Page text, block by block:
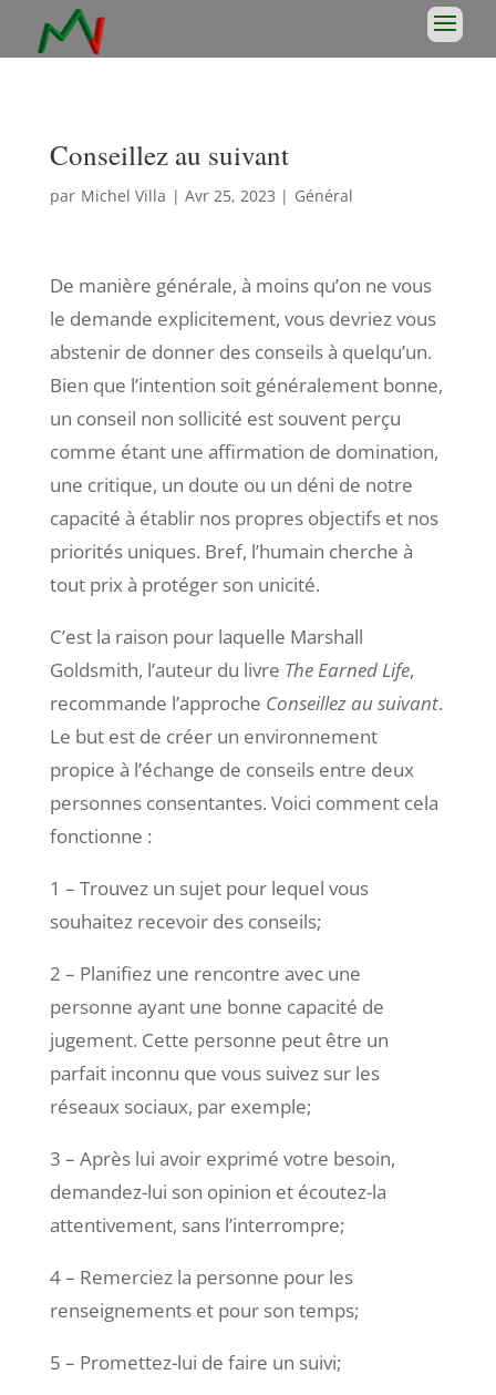
Conseillez au suivant
par Michel Villa | Avr 25, 2023 | Général
De manière générale, à moins qu’on ne vous
le demande explicitement, vous devriez vous
abstenir de donner des conseils à quelqu’un.
Bien que l’intention soit généralement bonne,
un conseil non sollicité est souvent perçu
comme étant une affirmation de domination,
une critique, un doute ou un déni de notre
capacité à établir nos propres objectifs et nos
priorités uniques. Bref, l’humain cherche à
tout prix à protéger son unicité.
C’est la raison pour laquelle Marshall
Goldsmith, l’auteur du livre The Earned Life,
recommande l’approche Conseillez au suivant.
Le but est de créer un environnement
propice à l’échange de conseils entre deux
personnes consentantes. Voici comment cela
fonctionne :
1 – Trouvez un sujet pour lequel vous
souhaitez recevoir des conseils;
2 – Planifiez une rencontre avec une
personne ayant une bonne capacité de
jugement. Cette personne peut être un
parfait inconnu que vous suivez sur les
réseaux sociaux, par exemple;
3 – Après lui avoir exprimé votre besoin,
demandez-lui son opinion et écoutez-la
attentivement, sans l’interrompre;
4 – Remerciez la personne pour les
renseignements et pour son temps;
5 – Promettez-lui de faire un suivi;